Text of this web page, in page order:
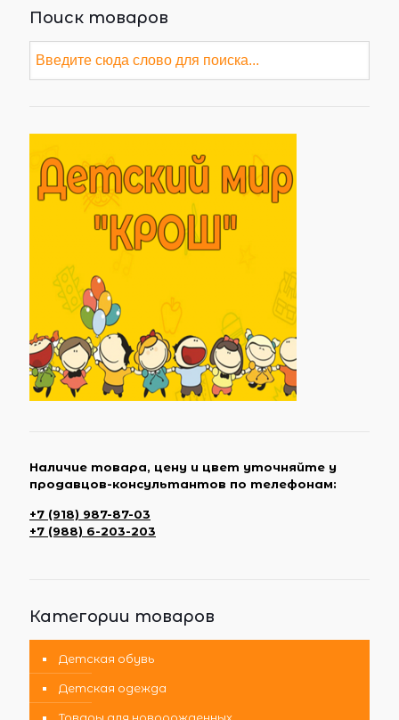
Поиск товаров
Наличие товара, цену и цвет уточняйте у
продавцов-консультантов по телефонам:
+7 (918) 987-87-03
+7 (988) 6-203-203
Категории товаров
Детская обувь
Детская одежда
Товары для новорожденных